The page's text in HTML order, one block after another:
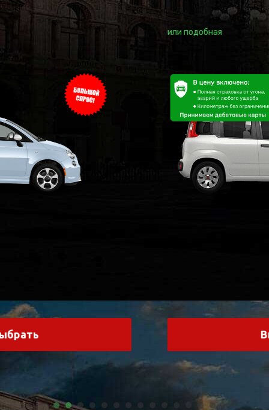
FiatPanda
или подобная